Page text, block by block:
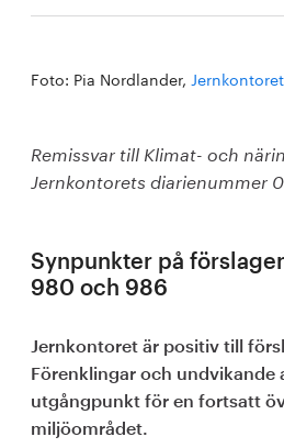
Foto: Pia Nordlander,
Remissvar till Klimat- och
Jernkontorets diarienummer
Synpunkter på
980 och 986
Jernkontoret är positiv till
Förenklingar och undvikande
utgångpunkt för en fortsatt
miljöområdet.